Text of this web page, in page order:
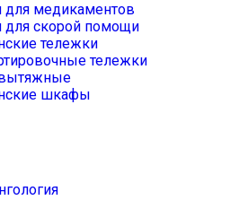
для медикаментов
для скорой помощи
тележки
тележки
шкафы